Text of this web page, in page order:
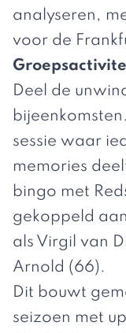
analyseren,
voor de
Deel de
sessie waar
memories
bingo met
gekoppeld
als Virgil van
Arnold (66).
Dit bouwt
seizoen met